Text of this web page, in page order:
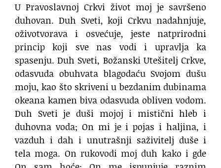
U Pravoslavnoj Crkvi život moj je savršeno
duhovan. Duh Sveti, koji Crkvu nadahnjuje,
oživotvorava i osvećuje, jeste natprirodni
princip koji sve nas vodi i upravlja ka
spasenju. Duh Sveti, Božanski Utešitelj Crkve,
odasvuda obuhvata blagodaću Svojom dušu
moju, kao što skriveni u bezdanim dubinama
okeana kamen biva odasvuda obliven vodom.
Duh Sveti je duši mojoj i mistični hleb i
duhovna voda; On mi je i pojas i haljina, i
vazduh i dah i unutrašnji saživitelj duše i
tela moga. On rukovodi moj duh kako i gde